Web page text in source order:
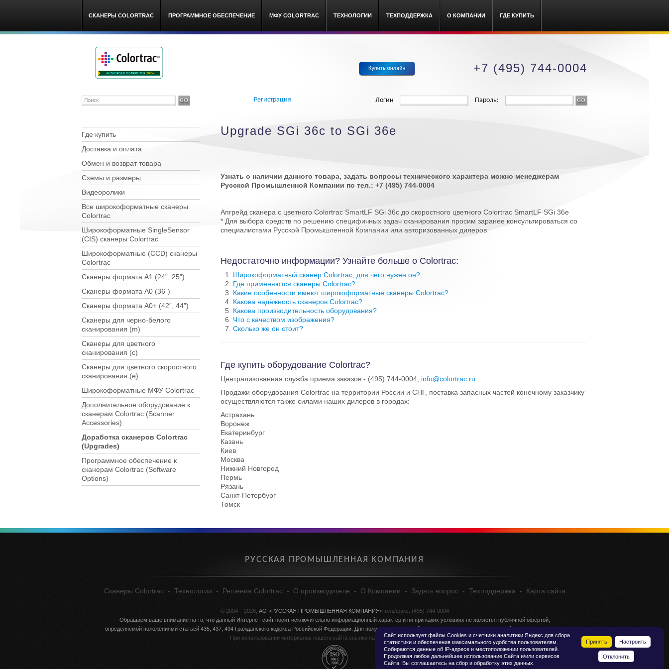
СКАНЕРЫ COLORTRAC ПРОГРАММНОЕ ОБЕСПЕЧЕНИЕ МФУ COLORTRAC ТЕХНОЛОГИИ ТЕХПОДДЕРЖКА О КОМПАНИИ ГДЕ КУПИТЬ
+7 (495) 744-0004
Регистрация Логин Пароль:
Где купить
Доставка и оплата
Обмен и возврат товара
Схемы и размеры
Видеоролики
Все широкоформатные сканеры
Сolortrac
Широкоформатные SingleSensor
(CIS) сканеры Colortrac
Широкоформатные (CCD) сканеры
Colortrac
Сканеры формата А1 (24”, 25”)
Сканеры формата A0 (36”)
Сканеры формата A0+ (42”, 44”)
Сканеры для черно-белого
сканирования (m)
Сканеры для цветного
сканирования (c)
Сканеры для цветного скоростного
сканирования (e)
Широкоформатные МФУ Colortrac
Дополнительное оборудование к
сканерам Colortrac (Scanner
Accessories)
Доработка сканеров Colortrac
(Upgrades)
Программное обеспечение к
сканерам Colortrac (Software
Options)
Upgrade SGi 36c to SGi 36e
Узнать о наличии данного товара, задать вопросы технического характера можно менеджерам
Русской Промышленной Компании по тел.: +7 (495) 744-0004
Апгрейд сканера с цветного Colortrac SmartLF SGi 36c до скоростного цветного Colortrac SmartLF SGi 36e
* Для выбора средств по решению специфичных задач сканирования просим заранее консультироваться со
специалистами Русской Промышленной Компании или авторизованных дилеров
Недостаточно информации? Узнайте больше о Colortrac:
Широкоформатный сканер Colortrac, для чего нужен он?
Где применяются сканеры Colortrac?
Какие особенности имеют широкоформатные сканеры Colortrac?
Какова надёжность сканеров Colortrac?
Какова производительность оборудования?
Что с качеством изображения?
Сколько же он стоит?
Где купить оборудование Colortrac?
Централизованная служба приема заказов - (495) 744-0004, info@colortrac.ru
Продажи оборудования Colortrac на территории России и СНГ, поставка запасных частей конечному заказчику
осуществляются также силами наших дилеров в городах:
Астрахань
Воронеж
Екатеринбург
Казань
Киев
Москва
Нижний Новгород
Пермь
Рязань
Санкт-Петербург
Томск
РУССКАЯ ПРОМЫШЛЕННАЯ КОМПАНИЯ
Сканеры Colortrac - Технологии - Решения Colortrac - О производителе - О Компании - Задать вопрос - Техподдержка - Карта сайта
© 2004 – 2026, АО «РУССКАЯ ПРОМЫШЛЕННАЯ КОМПАНИЯ»тел./факс: (495) 744-0004
Обращаем ваше внимание на то, что данный Интернет-сайт носит исключительно информационный характер и ни при каких условиях не является публичной офертой,
определяемой положениями статьей 435, 437, 494 Гражданского кодекса Российской Федерации. Для получения подробной информации о стоимости обращайтесь в отдел продаж.
При использовании материалов нашего сайта ссылка на
colortrac.ruобязательна!
Сайт использует файлы Сookies и счетчики аналитики Яндекс для сбора
статистики и обеспечения максимального удобства пользователям.
Собираются данные об IP-адресе и местоположении пользователей.
Продолжая любое дальнейшее использование Сайта и/или сервисов
Сайта, Вы соглашаетесь на сбор и обработку этих данных.
Принять Настроить
Отклонить